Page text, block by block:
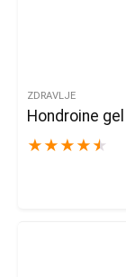
ZDRAVLJE
Hondroine gel
★ ★ ★ ★ ★